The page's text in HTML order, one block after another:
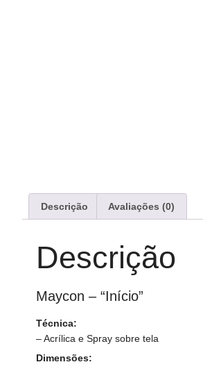
Descrição Avaliações (0)
Descrição
Maycon – “Início”
Técnica:
–Acrílica e Spray sobre tela
Dimensões: